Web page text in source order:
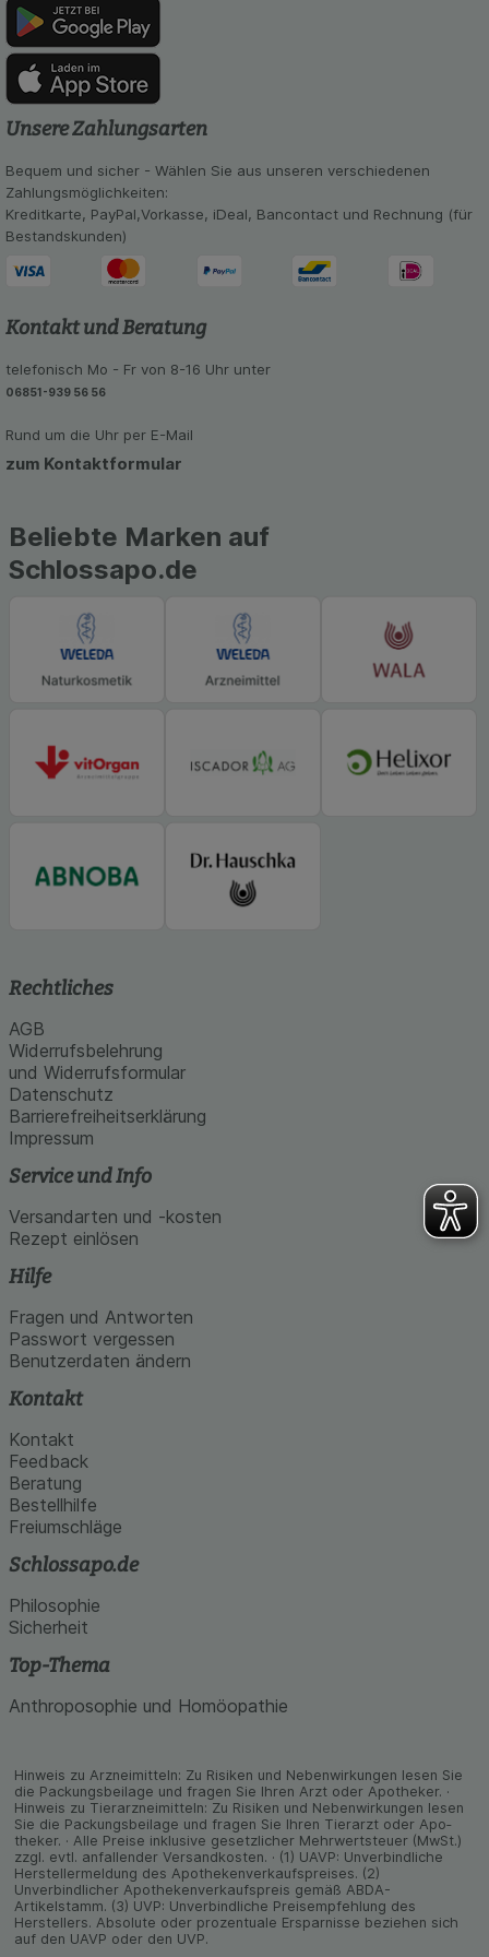
soziale Medien übertragen werden.
Unsere Zahlungsarten
Bequem und sicher - Wählen Sie aus unseren verschiedenen
Zahlungsmöglichkeiten:
Kreditkarte, PayPal,Vorkasse, iDeal, Bancontact und Rechnung (für
Bestandskunden)
Kontakt und Beratung
telefonisch Mo - Fr von 8-16 Uhr unter
06851-939 56 56
Rund um die Uhr per E-Mail
zum Kontaktformular
Beliebte Marken auf
Schlossapo.de
Rechtliches
AGB
Widerrufsbelehrung
und Widerrufsformular
Datenschutz
Barrierefreiheitserklärung
Impressum
Service und Info
Versandarten und -kosten
Rezept einlösen
Hilfe
Fragen und Antworten
Passwort vergessen
Benutzerdaten ändern
Kontakt
Kontakt
Feedback
Beratung
Bestellhilfe
Freiumschläge
Schlossapo.de
Philosophie
Sicherheit
Top-Thema
Anthroposophie und Homöopathie
Hinweis zu Arzneimitteln: Zu Risiken und Neben­wirkungen lesen Sie
die Packungs­beilage und fragen Sie Ihren Arzt oder Apo­theker. ·
Hinweis zu Tier­arz­nei­mitteln: Zu Risiken und Neben­wirkungen lesen
Sie die Packungs­beilage und fragen Sie Ihren Tier­arzt oder Apo­
theker. · Alle Preise inklusive gesetz­licher Mehrwertsteuer (MwSt.)
zzgl. evtl. anfallender Versand­kosten. · (1) UAVP: Unverbindliche
Herstellermeldung des Apothekenverkaufspreises. (2)
Unverbindlicher Apothekenverkaufspreis gemäß ABDA-
Artikelstamm. (3) UVP: Unverbindliche Preisempfehlung des
Herstellers. Absolute oder prozentuale Ersparnisse beziehen sich
auf den UAVP oder den UVP.